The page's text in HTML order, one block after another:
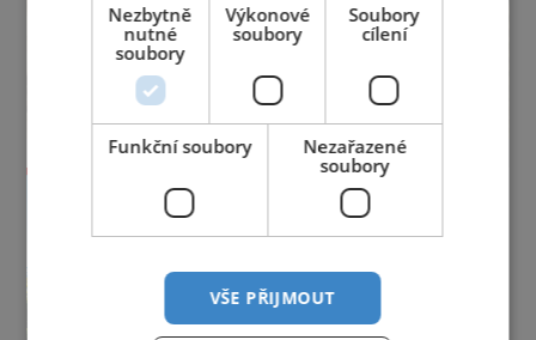
Nezbytně
nutné
soubory
Výkonové
soubory
Soubory
cílení
Funkční soubory
Nezařazené
soubory
VŠE PŘIJMOUT